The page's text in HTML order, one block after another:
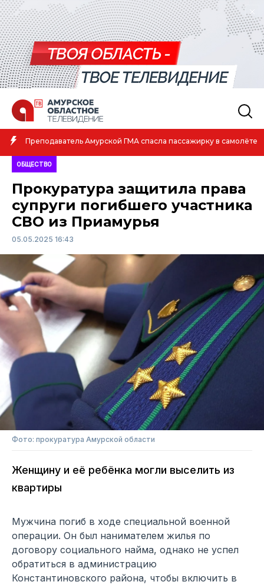
ГМА спасла пассажирку в самолёте
Амурская
атлетике
ОБЩЕСТВО
Прокуратура защитила права
супруги погибшего участника
СВО из Приамурья
05.05.2025 16:43
Фото: прокуратура Амурской области
Женщину и её ребёнка могли выселить из
квартиры
Мужчина погиб в ходе специальной военной
операции. Он был нанимателем жилья по
договору социального найма, однако не успел
обратиться в администрацию
Константиновского района, чтобы включить в